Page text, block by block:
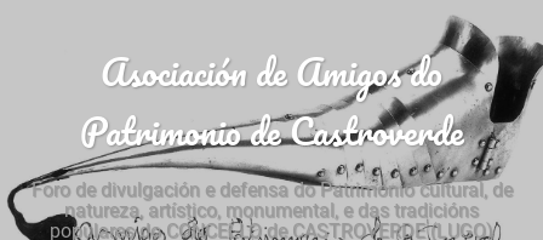
Asociación de Amigos do
Patrimonio de Castroverde
Foro de divulgación e defensa do Patrimonio cultural, de
natureza, artístico, monumental, e das tradicións
populares do CONCELLO de CASTROVERDE (LUGO)